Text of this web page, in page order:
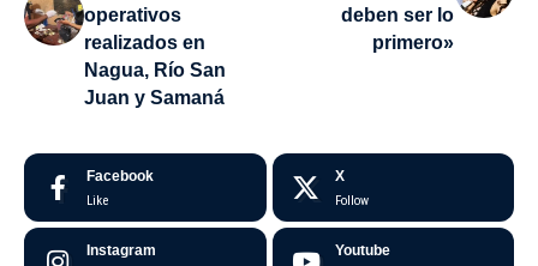
operativos
realizados en
Nagua, Río San
Juan y Samaná
deben ser lo
primero»
Facebook
Like
X
Follow
Instagram Youtube